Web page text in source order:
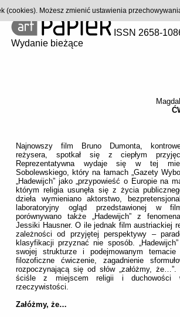
ISSN 2658-
Wydanie bieżące
Najnowszy film Bruno Dumonta,
reżysera, spotkał się z ciepłym
Reprezentatywna wydaje się w tej
Sobolewskiego, który na łamach „Gazety
„Hadewijch” jako „przypowieść o Europie na
którym religia usunęła się z życia
dzieła wymieniano aktorstwo,
laboratoryjny ogląd przedstawionej w
porównywano także „Hadewijch” z
Jessiki Hausner. O ile jednak film austriackiej
zależności od przyjętej perspektywy –
klasyfikacji przyznać nie sposób.
swojej strukturze i podejmowanym
filozoficzne ćwiczenie, zagadnienie
rozpoczynającą się od słów „załóżmy,
ściśle z miejscem religii i duchowości
rzeczywistości.
Załóżmy, że…
(cookies). Możesz zmienić ustawienia